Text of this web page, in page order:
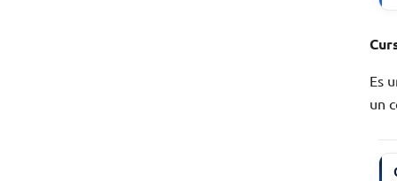
Es
un